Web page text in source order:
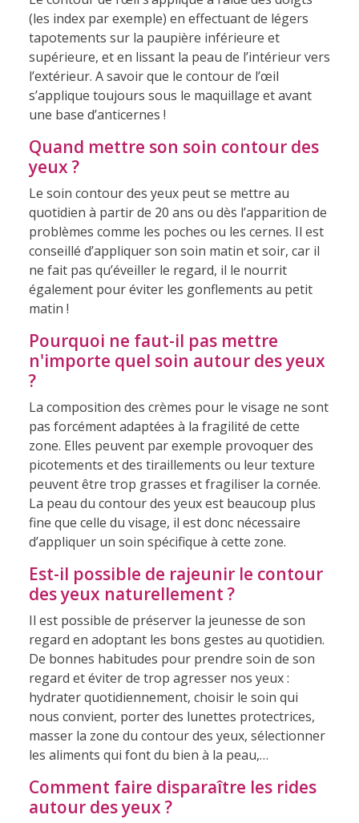
(les index par exemple) en effectuant de légers
tapotements sur la paupière inférieure et
supérieure, et en lissant la peau de l’intérieur vers
l’extérieur. A savoir que le contour de l’œil
s’applique toujours sous le maquillage et avant
une base d’anticernes !
Quand mettre son soin contour des
yeux ?
Le soin contour des yeux peut se mettre au
quotidien à partir de 20 ans ou dès l’apparition de
problèmes comme les poches ou les cernes. Il est
conseillé d’appliquer son soin matin et soir, car il
ne fait pas qu’éveiller le regard, il le nourrit
également pour éviter les gonflements au petit
matin !
Pourquoi ne faut-il pas mettre
n'importe quel soin autour des yeux
?
La composition des crèmes pour le visage ne sont
pas forcément adaptées à la fragilité de cette
zone. Elles peuvent par exemple provoquer des
picotements et des tiraillements ou leur texture
peuvent être trop grasses et fragiliser la cornée.
La peau du contour des yeux est beaucoup plus
fine que celle du visage, il est donc nécessaire
d’appliquer un soin spécifique à cette zone.
Est-il possible de rajeunir le contour
des yeux naturellement ?
Il est possible de préserver la jeunesse de son
regard en adoptant les bons gestes au quotidien.
De bonnes habitudes pour prendre soin de son
regard et éviter de trop agresser nos yeux :
hydrater quotidiennement, choisir le soin qui
nous convient, porter des lunettes protectrices,
masser la zone du contour des yeux, sélectionner
les aliments qui font du bien à la peau,…
Comment faire disparaître les rides
autour des yeux ?